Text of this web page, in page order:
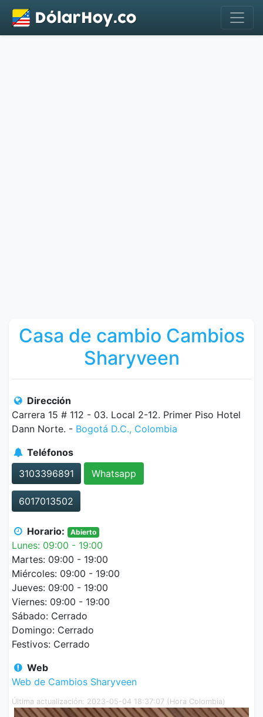
Casa de cambio Cambios
Sharyveen
Dirección
Carrera 15 # 112 - 03. Local 2-12. Primer Piso Hotel
Dann Norte. - Bogotá D.C., Colombia
Teléfonos
3103396891
Whatsapp
6017013502
Horario: Abierto
Lunes: 09:00 - 19:00
Martes: 09:00 - 19:00
Miércoles: 09:00 - 19:00
Jueves: 09:00 - 19:00
Viernes: 09:00 - 19:00
Sábado: Cerrado
Domingo: Cerrado
Festivos: Cerrado
Web
Web de Cambios Sharyveen
Última actualización: 2023-05-04 18:37:07 (Hora Colombia)